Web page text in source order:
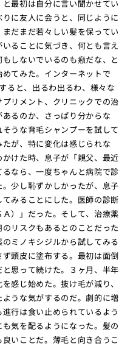
最初は自分に言い聞かせてい
に友人に会うと、同じように
だまだ若々しい髪を保ってい
ることに気づき、何とも言え
しないでいるのも癪だな、と
てみた。インターネットで
ると、出るわ出るわ、様々な
リメント、クリニックでの治
るのか、さっぱり分からな
うな育毛シャンプーを試して
が、特に変化は感じられな
けた時、息子が「親父、最近
なら、一度ちゃんと病院で診
少し恥ずかしかったが、息子
みることにした。医師の診断
）」だった。そして、治療薬
リスクもあるとのことだった
ミノキシジルから試してみる
頭皮に塗布する。最初は面倒
思って続けた。３ヶ月、半年
感じ始めた。抜け毛が減り、
うな気がするのだ。劇的に増
行は食い止められているよう
気を配るようになった。髪の
いことだ。薄毛と向き合うこ